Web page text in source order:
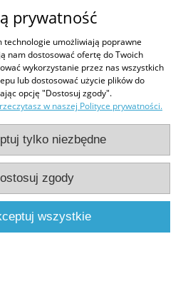
13 78x160
456,64 zł
608,85 zł
do koszyka
13 78x160
prywatność
technologie umożliwiają poprawne
nam dostosować ofertę do Twoich
wykorzystanie przez nas wszystkich
lub dostosować użycie plików do
opcję "Dostosuj zgody".
w naszej Polityce prywatności.
tylko niezbędne
zgody
wszystkie